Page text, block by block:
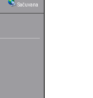
Sačuvana